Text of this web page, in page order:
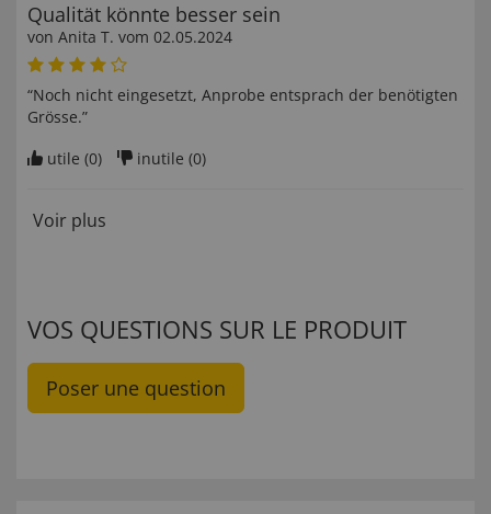
Qualität könnte besser sein
von Anita T. vom 02.05.2024
“Noch nicht eingesetzt, Anprobe entsprach der benötigten
Grösse.”
utile (0) inutile (0)
Voir plus
VOS QUESTIONS SUR LE PRODUIT
Poser une question